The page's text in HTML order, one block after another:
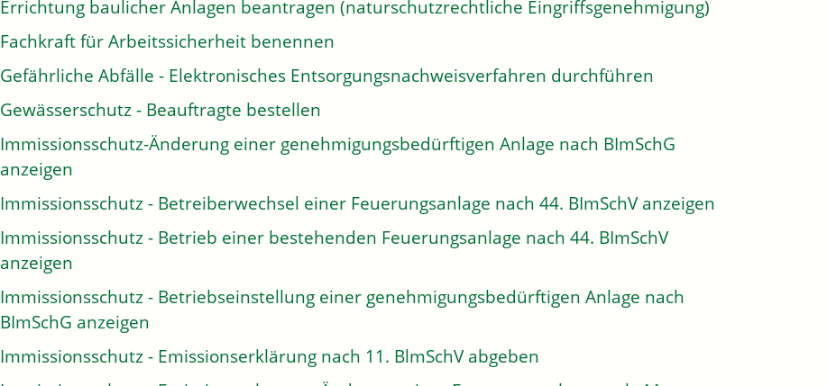
Errichtung baulicher Anlagen beantragen (naturschutzrechtliche Eingriffsgenehmigung)
Fachkraft für Arbeitssicherheit benennen
Gefährliche Abfälle - Elektronisches Entsorgungsnachweisverfahren durchführen
Gewässerschutz - Beauftragte bestellen
Immissionsschutz-Änderung einer genehmigungsbedürftigen Anlage nach BImSchG
anzeigen
Immissionsschutz - Betreiberwechsel einer Feuerungsanlage nach 44. BImSchV anzeigen
Immissionsschutz - Betrieb einer bestehenden Feuerungsanlage nach 44. BImSchV
anzeigen
Immissionsschutz - Betriebseinstellung einer genehmigungsbedürftigen Anlage nach
BImSchG anzeigen
Immissionsschutz - Emissionserklärung nach 11. BlmSchV abgeben